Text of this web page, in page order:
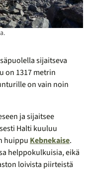
sijaitseva
on 1317 metrin
on vain noin
ja sijaitsee
Halti kuuluu
huippu Kebnekaise.
helppokulkuisia, eikä
loivista piirteistä